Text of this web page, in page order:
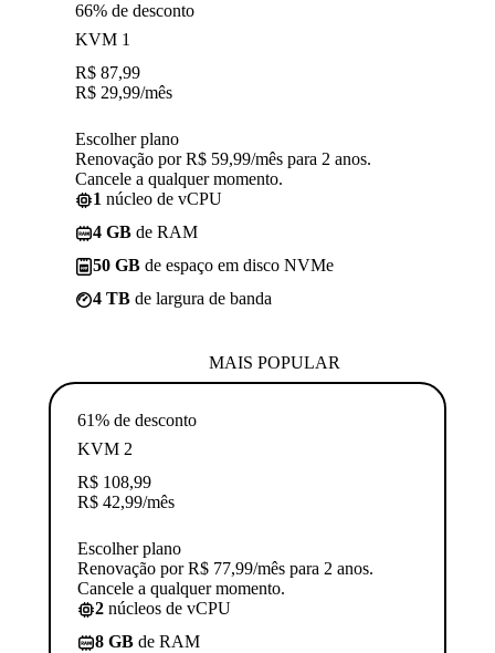
66% de desconto
KVM 1
R$ 87,99
R$ 29,99/mês
Escolher plano
Renovação por R$ 59,99/mês para 2 anos.
Cancele a qualquer momento.
1 núcleo de vCPU
4 GB de RAM
50 GB de espaço em disco NVMe
4 TB de largura de banda
MAIS POPULAR
61% de desconto
KVM 2
R$ 108,99
R$ 42,99/mês
Escolher plano
Renovação por R$ 77,99/mês para 2 anos.
Cancele a qualquer momento.
2 núcleos de vCPU
8 GB de RAM